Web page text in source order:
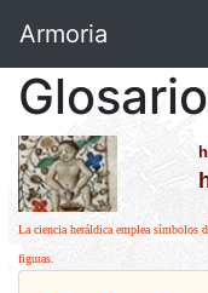
Armoria
La ciencia heráldica emplea símbolos
figuras.